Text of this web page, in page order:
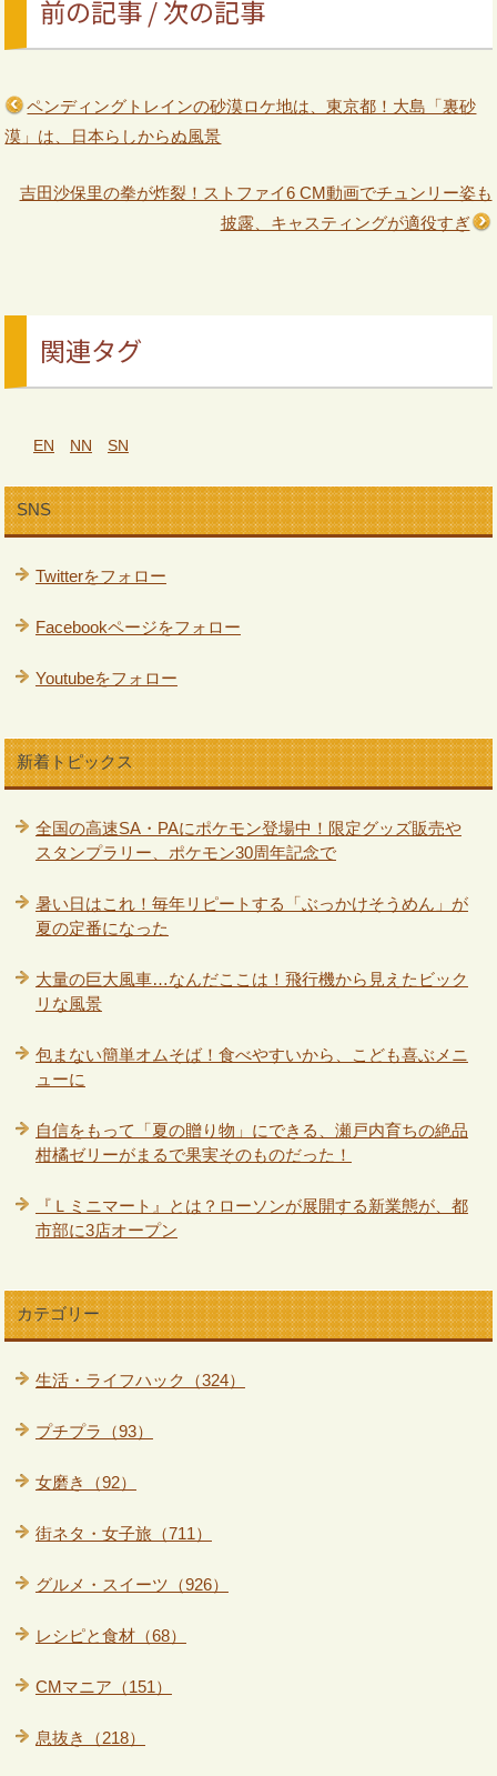
前の記事 / 次の記事
ペンディングトレインの砂漠ロケ地は、東京都！大島「裏砂
漠」は、日本らしからぬ風景
吉田沙保里の拳が炸裂！ストファイ6 CM動画でチュンリー姿も
披露、キャスティングが適役すぎ
関連タグ
EN NN SN
SNS
Twitterをフォロー
Facebookページをフォロー
Youtubeをフォロー
新着トピックス
全国の高速SA・PAにポケモン登場中！限定グッズ販売や
スタンプラリー、ポケモン30周年記念で
暑い日はこれ！毎年リピートする「ぶっかけそうめん」が
夏の定番になった
大量の巨大風車…なんだここは！飛行機から見えたビック
リな風景
包まない簡単オムそば！食べやすいから、こども喜ぶメニ
ューに
自信をもって「夏の贈り物」にできる、瀬戸内育ちの絶品
柑橘ゼリーがまるで果実そのものだった！
『Ｌミニマート』とは？ローソンが展開する新業態が、都
市部に3店オープン
カテゴリー
生活・ライフハック（324）
プチプラ（93）
女磨き（92）
街ネタ・女子旅（711）
グルメ・スイーツ（926）
レシピと食材（68）
CMマニア（151）
息抜き（218）